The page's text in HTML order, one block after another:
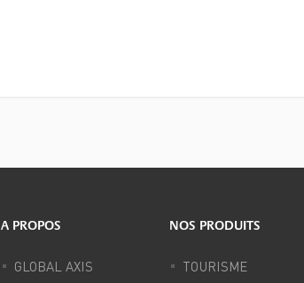
A PROPOS
GLOBAL AXIS
NOS PRODUITS
TOURISME